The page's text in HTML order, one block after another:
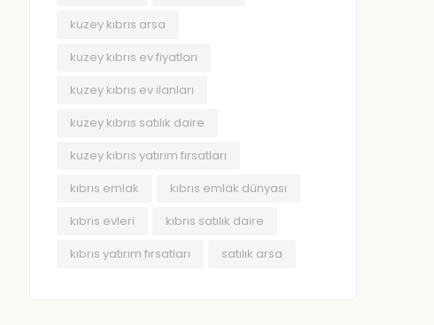
kuzey kıbrıs arsa
kuzey kıbrıs ev fiyatları
kuzey kıbrıs ev ilanları
kuzey kıbrıs satılık daire
kuzey kıbrıs yatırım fırsatları
kıbrıs emlak
kıbrıs emlak dünyası
kıbrıs evleri
kıbrıs satılık daire
kıbrıs yatırım fırsatları
satılık arsa